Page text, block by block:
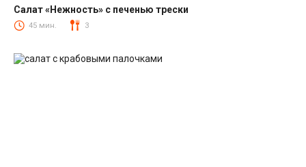
Салаты из печени трески
Салат «Нежность» с печенью трески
45 мин. 3